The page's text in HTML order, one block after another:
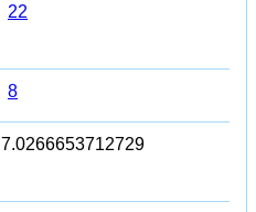
22
8
7.0266653712729